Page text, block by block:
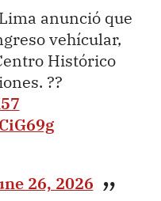
anunció que
vehícular,
Histórico
??
26, 2026